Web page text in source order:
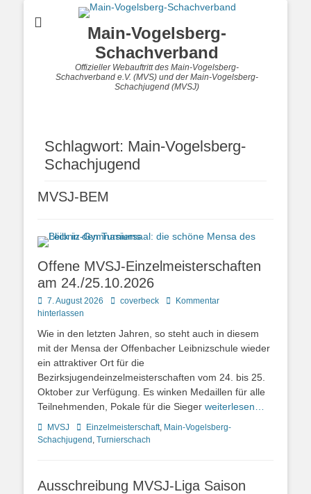
Main-Vogelsberg-
Schachverband
Offizieller Webauftritt des Main-Vogelsberg-
Schachverband e.V. (MVS) und der Main-Vogelsberg-
Schachjugend (MVSJ)
Schlagwort: Main-Vogelsberg-
Schachjugend
MVSJ-BEM
Offene MVSJ-Einzelmeisterschaften
am 24./25.10.2026
Posted
on
7. August 2026 Autorcoverbeck
Kommentar
hinterlassen
Wie in den letzten Jahren, so steht auch in diesem
mit der Mensa der Offenbacher Leibnizschule wieder
ein attraktiver Ort für die
Bezirksjugendeinzelmeisterschaften vom 24. bis 25.
Oktober zur Verfügung. Es winken Medaillen für alle
Teilnehmenden, Pokale für die Sieger weiterlesen…
Kategorien
MVSJ Schlagworte
Einzelmeisterschaft, Main-Vogelsberg-
Schachjugend , Turnierschach
Ausschreibung MVSJ-Liga Saison